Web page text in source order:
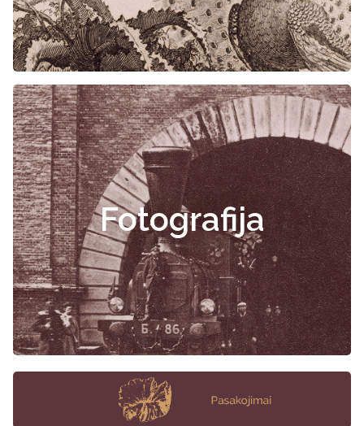
Fotografija